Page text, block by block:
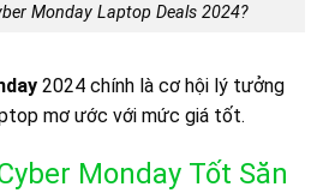
Monday Laptop Deals 2024?
2024 chính là cơ hội lý tưởng
mơ ước với mức giá tốt.
Monday Tốt Săn